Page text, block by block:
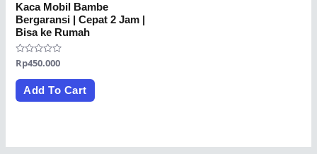
Kaca Mobil Bambe
Bergaransi | Cepat 2 Jam |
Bisa ke Rumah
Rated
0
out
Rp450.000
Add To Cart